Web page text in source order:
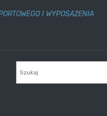
I WYPOSAŻENIA